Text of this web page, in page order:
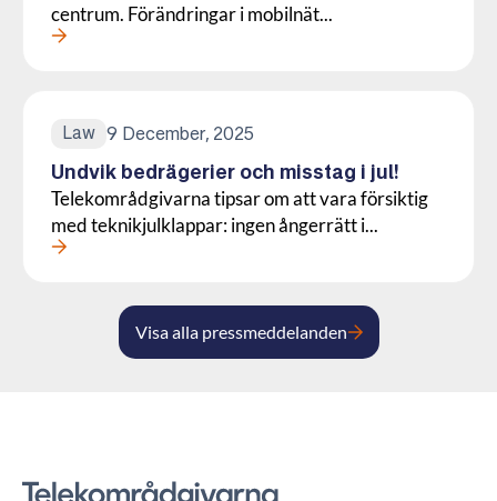
centrum. Förändringar i mobilnät...
Läs mer om denna Press
Law 9 December, 2025
Undvik bedrägerier och misstag i jul!
Telekområdgivarna tipsar om att vara försiktig
med teknikjulklappar: ingen ångerrätt i...
Läs mer om denna Press
Visa alla pressmeddelanden